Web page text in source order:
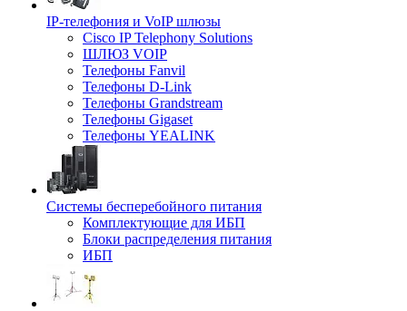
IP-телефония и VoIP шлюзы
Cisco IP Telephony Solutions
ШЛЮЗ VOIP
Телефоны Fanvil
Телефоны D-Link
Телефоны Grandstream
Телефоны Gigaset
Телефоны YEALINK
Системы бесперебойного питания
Комплектующие для ИБП
Блоки распределения питания
ИБП